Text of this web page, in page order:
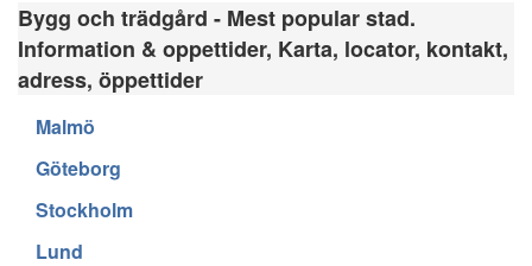
Bygg och trädgård - Mest popular stad.
Information & oppettider, Karta, locator, kontakt,
adress, öppettider
Malmö
Göteborg
Stockholm
Lund